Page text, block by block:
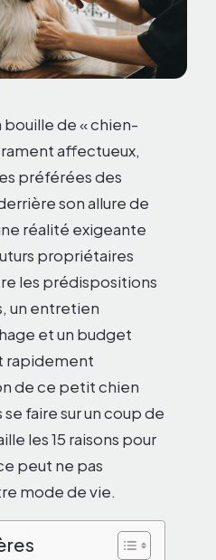
bouille de « chien-
affectueux,
préférées des
son allure de
réalité exigeante
propriétaires
les prédispositions
un entretien
et un budget
rapidement
de ce petit chien
faire sur un coup de
les 15 raisons pour
peut ne pas
mode de vie.